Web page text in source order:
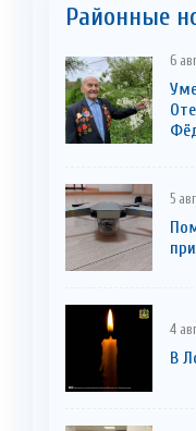
Районные
6
5
4
В